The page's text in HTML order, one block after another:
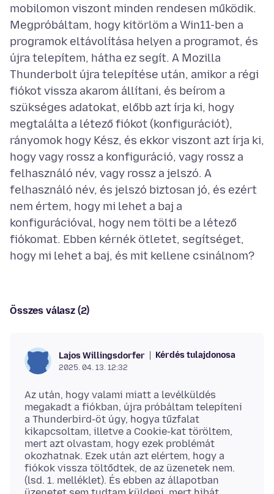
mobilomon viszont minden rendesen működik.
Megpróbáltam, hogy kitörlöm a Win11-ben a
programok eltávolítása helyen a programot, és
újra telepítem, hátha ez segít. A Mozilla
Thunderbolt újra telepítése után, amikor a régi
fiókot vissza akarom állítani, és beírom a
szükséges adatokat, előbb azt írja ki, hogy
megtalálta a létező fiókot (konfigurációt),
rányomok hogy Kész, és ekkor viszont azt írja ki,
hogy vagy rossz a konfiguráció, vagy rossz a
felhasználó név, vagy rossz a jelszó. A
felhasználó név, és jelszó biztosan jó, és ezért
nem értem, hogy mi lehet a baj a
konfigurációval, hogy nem tölti be a létező
fiókomat. Ebben kérnék ötletet, segítséget,
Összes válasz (2)
Lajos Willingsdorfer Kérdés tulajdonosa
2025. 04. 13. 12:32
Az után, hogy valami miatt a levélküldés
megakadt a fiókban, újra próbáltam telepíteni
a Thunderbird-öt úgy, hogya tűzfalat
kikapcsoltam, illetve a Cookie-kat töröltem,
mert azt olvastam, hogy ezek problémát
okozhatnak. Ezek után azt elértem, hogy a
fiókok vissza töltődtek, de az üzenetek nem.
(lsd. 1. melléklet). És ebben az állapotban